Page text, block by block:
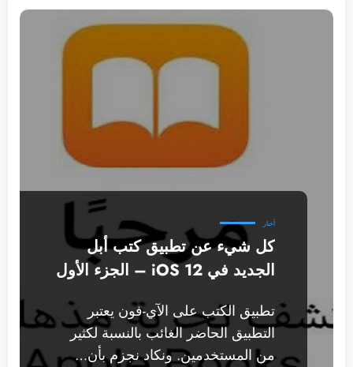
أخبار
كل شيء عن تطبيق كتب أبل
الجديد في iOS 12 – الجزء الأول
تطبيق الكتب على الآي-فون يعتبر
التطبيق الحاضر الغائب بالنسبة لكثير
من المستخدمين. ونكاد نجزم بأن…